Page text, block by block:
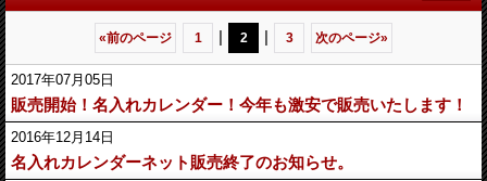
«前のページ 1 | 2 | 3 次のページ»
2017年07月05日
販売開始！名入れカレンダー！今年も激安で販売いたします！
2016年12月14日
名入れカレンダーネット販売終了のお知らせ。